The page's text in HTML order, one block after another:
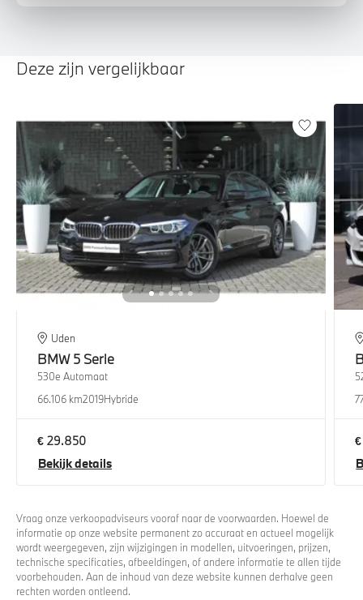
Deze zijn vergelijkbaar
Uden
BMW 5 Serie
530e Automaat
66.106 km2019Hybride
€ 29.850
Bekijk details
Vraag onze verkoopadviseurs vooraf naar de voorwaarden. Hoewel de
informatie op onze website permanent zo accuraat en actueel mogelijk
wordt weergegeven, zijn wijzigingen in modellen, uitvoeringen, prijzen,
technische specificaties, afbeeldingen, of andere informatie te allen tijde
voorbehouden. Aan de inhoud van deze website kunnen derhalve geen
rechten worden ontleend.